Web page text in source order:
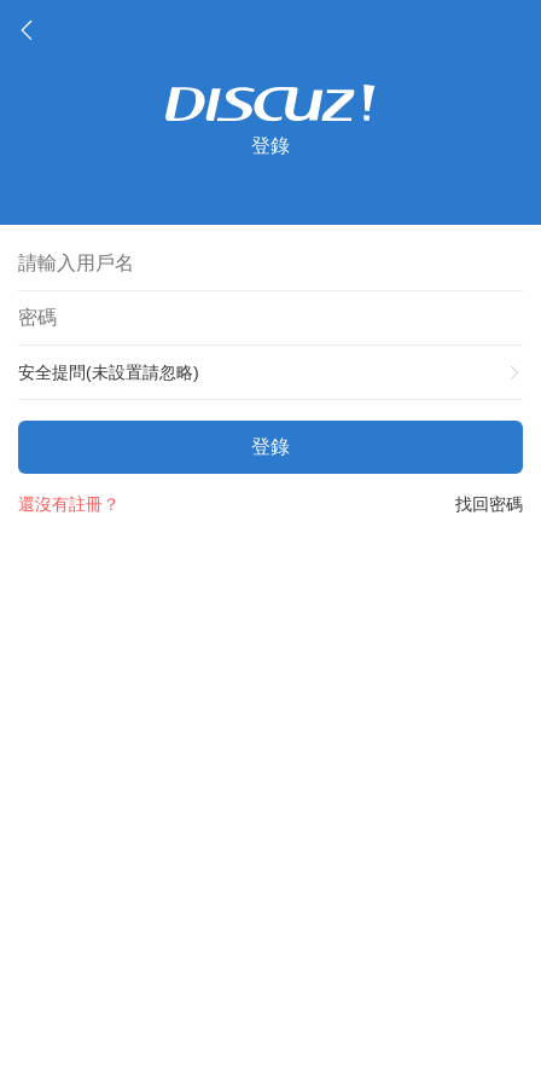
登錄
安全提問(未設置請忽略)
登錄
找回密碼
還沒有註冊？